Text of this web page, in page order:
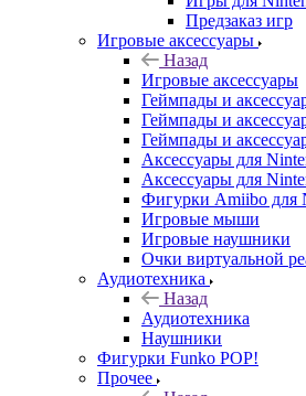
Предзаказ игр
Игровые аксессуары
Назад
Игровые аксессуары
Геймпады и
Геймпады и
Геймпады и
Аксессуары для
Аксессуары для
Фигурки Amiibo для
Игровые мыши
Игровые наушники
Очки виртуальной
Аудиотехника
Назад
Аудиотехника
Наушники
Фигурки Funko POP!
Прочее